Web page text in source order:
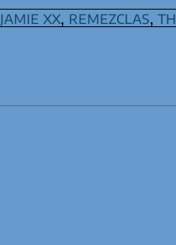
jamie xx, remezclas,